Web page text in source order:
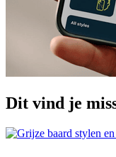
Dit vind je